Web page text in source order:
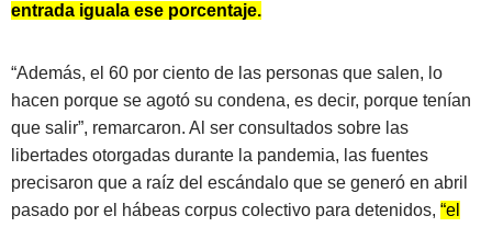
entrada iguala ese porcentaje.
“Además, el 60 por ciento de las personas que salen, lo
hacen porque se agotó su condena, es decir, porque tenían
que salir”, remarcaron. Al ser consultados sobre las
libertades otorgadas durante la pandemia, las fuentes
precisaron que a raíz del escándalo que se generó en abril
pasado por el hábeas corpus colectivo para detenidos, “el